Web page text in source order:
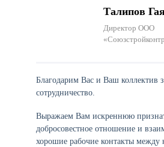
Талипов
Директор ООО
Благодарим Вас и Ваш коллектив
сотрудничество.
Выражаем Вам искреннюю
добросовестное отношение и
хорошие рабочие контакты